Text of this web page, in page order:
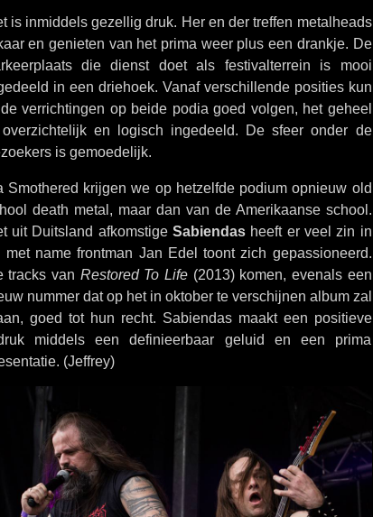
is inmiddels gezellig druk. Her en der treffen metalheads
en genieten van het prima weer plus een drankje. De
die dienst doet als festivalterrein is mooi
in een driehoek. Vanaf verschillende posities kun
verrichtingen op beide podia goed volgen, het geheel
en logisch ingedeeld. De sfeer onder de
is gemoedelijk.
Smothered krijgen we op hetzelfde podium opnieuw old
death metal, maar dan van de Amerikaanse school.
uit Duitsland afkomstige Sabiendasheeft er veel zin in
met name frontman Jan Edel toont zich gepassioneerd.
tracks van Restored To Life(2013) komen, evenals een
nummer dat op het in oktober te verschijnen album zal
goed tot hun recht. Sabiendas maakt een positieve
middels een definieerbaar geluid en een prima
(Jeffrey)